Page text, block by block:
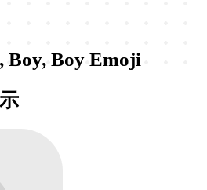
Boy, Boy Emoji